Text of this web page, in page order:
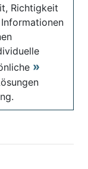
Richtigkeit